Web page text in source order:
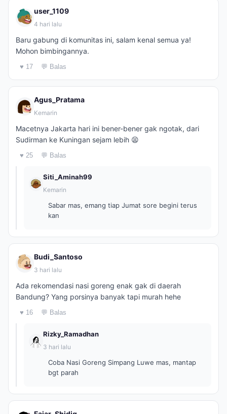
user_1109
4 hari lalu
Baru gabung di komunitas ini, salam kenal semua ya!
Mohon bimbingannya.
♥ 17 💬 Balas
Agus_Pratama
Kemarin
Macetnya Jakarta hari ini bener-bener gak ngotak, dari
Sudirman ke Kuningan sejam lebih 😫
♥ 25 💬 Balas
Siti_Aminah99
Kemarin
Sabar mas, emang tiap Jumat sore begini terus
kan
Budi_Santoso
3 hari lalu
Ada rekomendasi nasi goreng enak gak di daerah
Bandung? Yang porsinya banyak tapi murah hehe
♥ 16 💬 Balas
Rizky_Ramadhan
3 hari lalu
Coba Nasi Goreng Simpang Luwe mas, mantap
bgt parah